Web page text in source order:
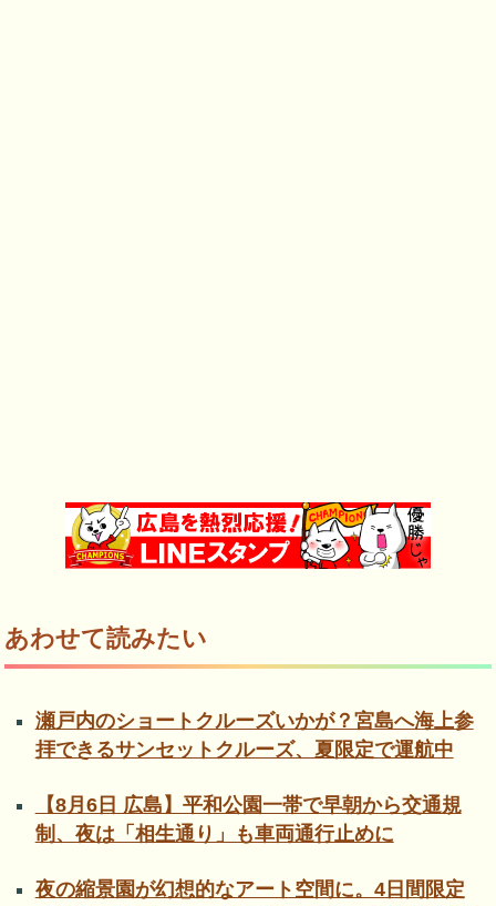
あわせて読みたい
瀬戸内のショートクルーズいかが？宮島へ海上参
拝できるサンセットクルーズ、夏限定で運航中
【8月6日 広島】平和公園一帯で早朝から交通規
制、夜は「相生通り」も車両通行止めに
夜の縮景園が幻想的なアート空間に。4日間限定